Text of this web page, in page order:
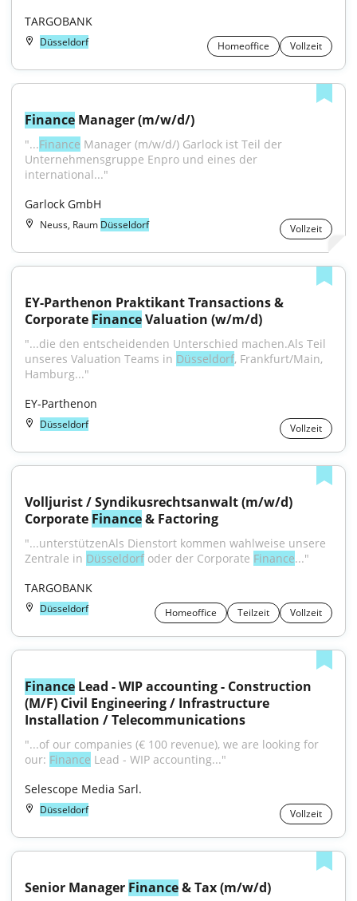
TARGOBANK
Düsseldorf Homeoffice Vollzeit
Finance Manager (m/w/d/)
"...Finance Manager (m/w/d/) Garlock ist Teil der
Unternehmensgruppe Enpro und eines der
international..."
Garlock GmbH
Neuss, Raum Düsseldorf Vollzeit
EY-Parthenon Praktikant Transactions &
Corporate Finance Valuation (w/m/d)
"...die den entscheidenden Unterschied machen.Als Teil
unseres Valuation Teams in Düsseldorf, Frankfurt/Main,
Hamburg..."
EY-Parthenon
Düsseldorf Vollzeit
Volljurist / Syndikusrechtsanwalt (m/w/d)
Corporate Finance & Factoring
"...unterstützenAls Dienstort kommen wahlweise unsere
Zentrale in Düsseldorf oder der Corporate Finance..."
TARGOBANK
Düsseldorf Homeoffice Teilzeit Vollzeit
Finance Lead - WIP accounting - Construction
(M/F) Civil Engineering / Infrastructure
Installation / Telecommunications
"...of our companies (€ 100 revenue), we are looking for
our: Finance Lead - WIP accounting..."
Selescope Media Sarl.
Düsseldorf Vollzeit
Senior Manager Finance & Tax (m/w/d)